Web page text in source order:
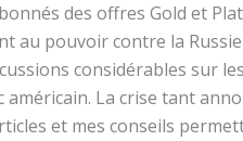
des offres Gold et
au pouvoir contre la
considérables sur
américain. La crise tant
et mes conseils